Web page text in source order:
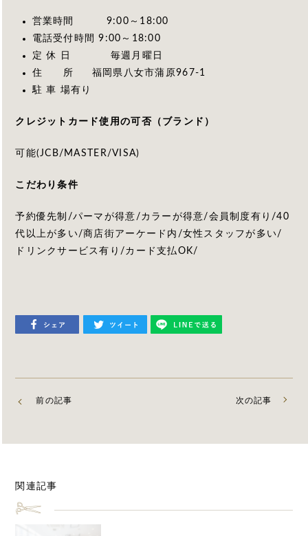
営業時間 9:00～18:00
電話受付時間 9:00～18:00
定 休 日 毎週月曜日
住 所 福岡県八女市蒲原967-1
駐 車 場有り
クレジットカード使用の可否（ブランド）
可能(JCB/MASTER/VISA)
こだわり条件
予約優先制/パーマが得意/カラーが得意/会員制度有り/40
代以上が多い/商店街アーケード内/女性スタッフが多い/
ドリンクサービス有り/カード支払OK/
前の記事 次の記事
関連記事